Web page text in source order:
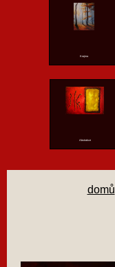
Krajina
Abstrakce
domů